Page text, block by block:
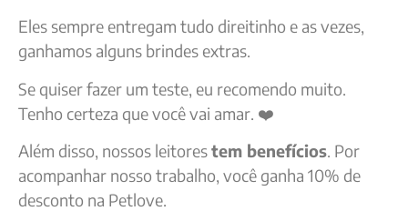
Eles sempre entregam tudo direitinho e as vezes,
ganhamos alguns brindes extras.
Se quiser fazer um teste, eu recomendo muito.
Tenho certeza que você vai amar. ❤️
Além disso, nossos leitorestem benefícios. Por
acompanhar nosso trabalho, você ganha 10% de
desconto na Petlove.